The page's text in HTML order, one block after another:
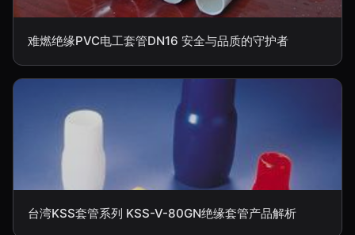
难燃绝缘PVC电工套管DN16 安全与品质的守护者
台湾KSS套管系列 KSS-V-80GN绝缘套管产品解析